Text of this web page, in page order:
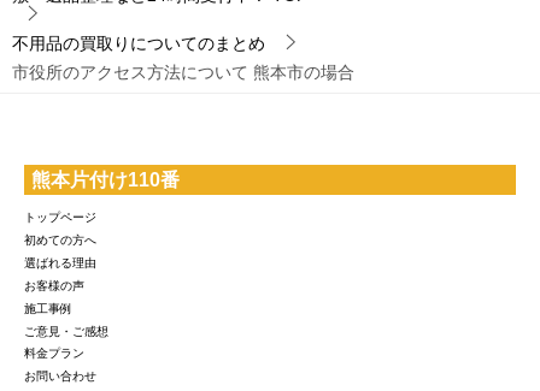
不用品の買取りについてのまとめ
市役所のアクセス方法について 熊本市の場合
熊本片付け110番
トップページ
初めての方へ
選ばれる理由
お客様の声
施工事例
ご意見・ご感想
料金プラン
お問い合わせ